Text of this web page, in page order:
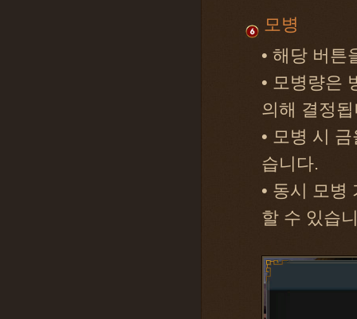
모병
• 해당 버튼
• 모병량은
의해 결정
• 모병 시
습니다.
• 동시 모병
할 수 있습